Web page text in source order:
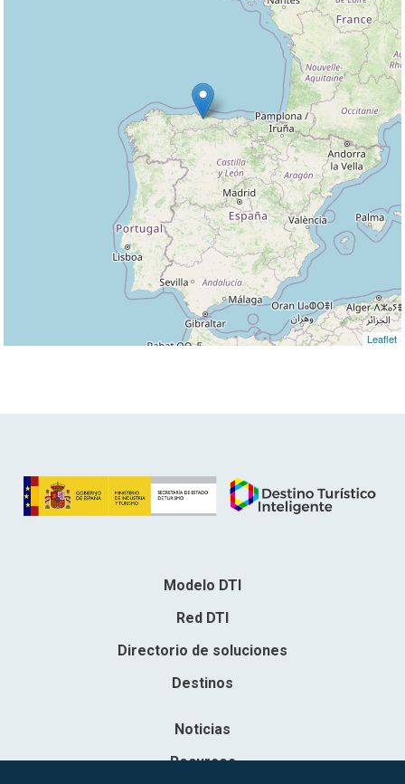
Leaflet
Modelo DTI
Red DTI
Directorio de soluciones
Destinos
Noticias
Recursos